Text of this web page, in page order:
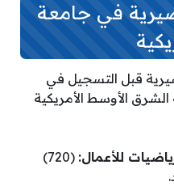
في جامعة
قبل التسجيل في
الأوسط الأمريكية
للأعمال:
(720)